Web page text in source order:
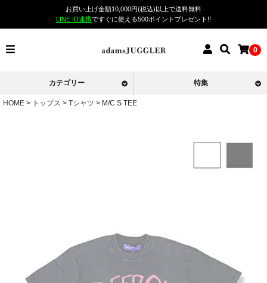
お買い上げ金額10,000円(税込)以上で送料無料
LINE ID連携ですぐに使える500ポイントプレゼント!!
0
カテゴリー 特集
HOME トップス Tシャツ M/C S TEE